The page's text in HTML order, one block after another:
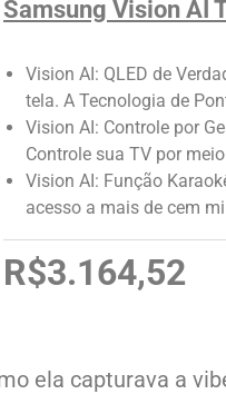
Samsung Vision AI
Vision AI: QLED de
tela. A Tecnologia de
Vision AI: Controle por
Controle sua TV por
Vision AI: Função
acesso a mais de cem
R$3.164,52
ela capturava a